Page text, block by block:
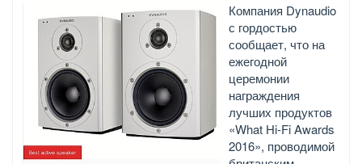
Компания Dynaudio
с гордостью
сообщает, что на
ежегодной
церемонии
награждения
лучших продуктов
«What Hi-Fi Awards
2016», проводимой